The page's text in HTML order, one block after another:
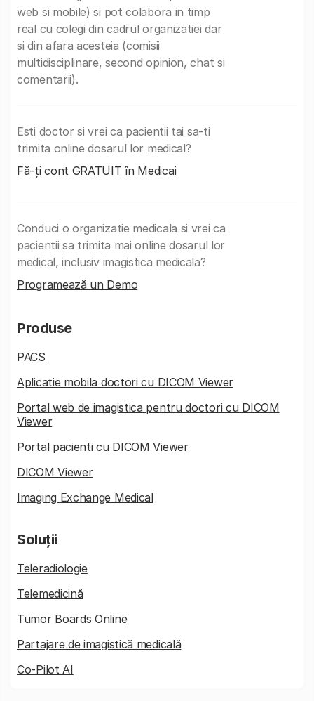
web si mobile) si pot colabora in timp
real cu colegi din cadrul organizatiei dar
si din afara acesteia (comisii
multidisciplinare, second opinion, chat si
comentarii).
Esti doctor si vrei ca pacientii tai sa-ti
trimita online dosarul lor medical?
Fă-ți cont GRATUIT în Medicai
Conduci o organizatie medicala si vrei ca
pacientii sa trimita mai online dosarul lor
medical, inclusiv imagistica medicala?
Programează un Demo
Produse
PACS
Aplicatie mobila doctori cu DICOM Viewer
Portal web de imagistica pentru doctori cu DICOM
Viewer
Portal pacienti cu DICOM Viewer
DICOM Viewer
Imaging Exchange Medical
Soluții
Teleradiologie
Telemedicină
Tumor Boards Online
Partajare de imagistică medicală
Co-Pilot AI